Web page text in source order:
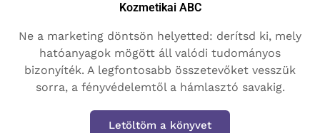
Kozmetikai ABC
Ne a marketing döntsön helyetted: derítsd ki, mely
hatóanyagok mögött áll valódi tudományos
bizonyíték. A legfontosabb összetevőket vesszük
sorra, a fényvédelemtől a hámlasztó savakig.
Letöltöm a könyvet